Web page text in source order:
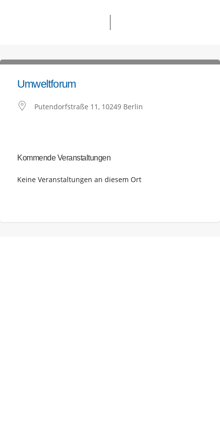
Umweltforum
Putendorfstraße 11, 10249 Berlin
Kommende Veranstaltungen
Keine Veranstaltungen an diesem Ort